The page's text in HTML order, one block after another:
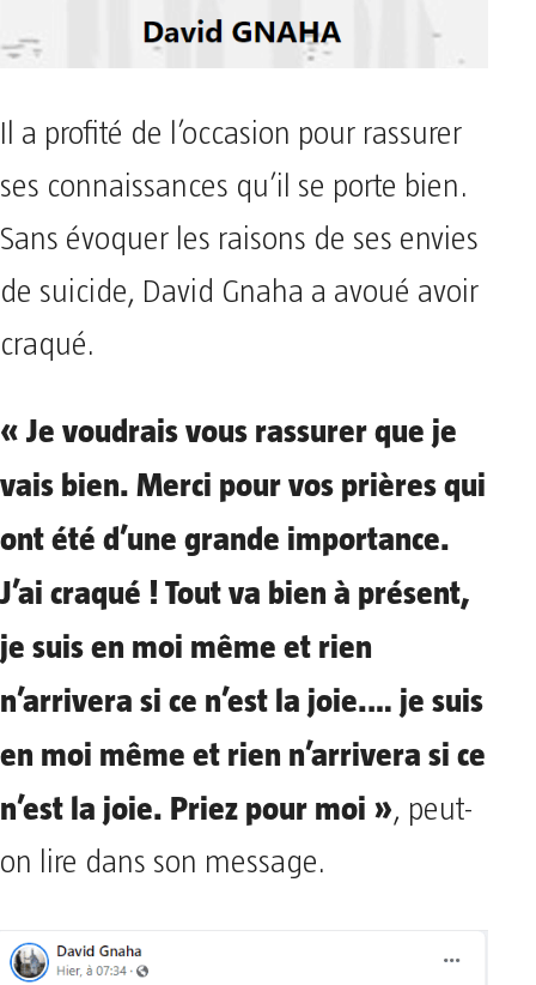
Il a profité de l’occasion pour rassurer
ses connaissances qu’il se porte bien.
Sans évoquer les raisons de ses envies
de suicide, David Gnaha a avoué avoir
craqué.
« Je voudrais vous rassurer que je
vais bien. Merci pour vos prières qui
ont été d’une grande importance.
J’ai craqué ! Tout va bien à présent,
je suis en moi même et rien
n’arrivera si ce n’est la joie.… je suis
en moi même et rien n’arrivera si ce
n’est la joie. Priez pour moi », peut-
on lire dans son message.